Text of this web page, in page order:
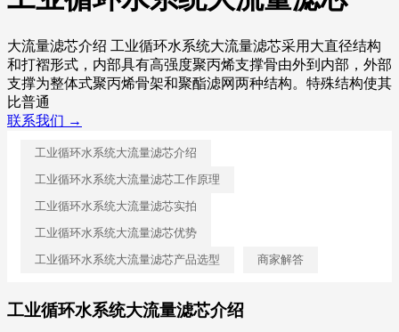
大流量滤芯介绍 工业循环水系统大流量滤芯采用大直径结构
和打褶形式，内部具有高强度聚丙烯支撑骨由外到内部，外部
支撑为整体式聚丙烯骨架和聚酯滤网两种结构。特殊结构使其
比普通
联系我们 →
工业循环水系统大流量滤芯介绍
工业循环水系统大流量滤芯工作原理
工业循环水系统大流量滤芯实拍
工业循环水系统大流量滤芯优势
工业循环水系统大流量滤芯产品选型
商家解答
工业循环水系统大流量滤芯介绍